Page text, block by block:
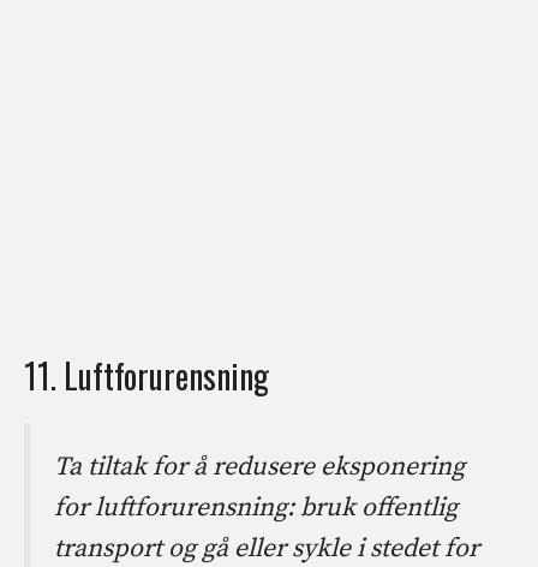
11. Luftforurensning
Ta tiltak for å redusere eksponering
for luftforurensning: bruk offentlig
transport og gå eller sykle i stedet for